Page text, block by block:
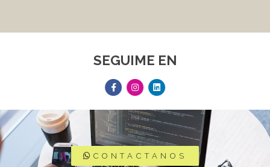
SEGUIME EN
CONTACTANOS